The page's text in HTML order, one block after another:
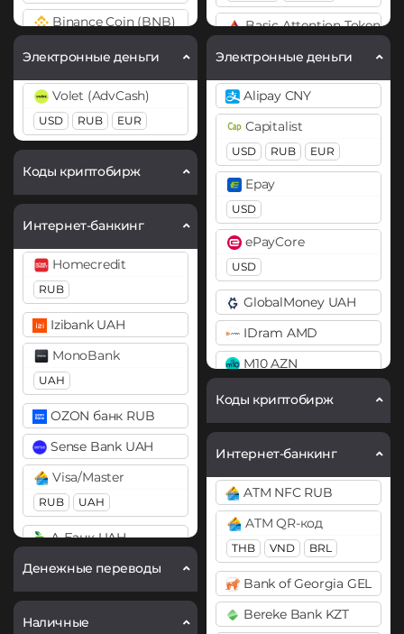
Binance Coin (BNB)
Bitcoin (BTC)
BTC × BEP20
Bitcoin Cash (BCH)
Bitcoin SV (BSV)
BitTorrent (BTT)
Cardano (ADA)
Chainlink (LINK)
BEP20
Compound (COMP)
Cosmos (ATOM)
Cronos (CRO)
DAI
ERC20
DASH
Decentraland (MANA)
Dogecoin (DOGE)
Polkadot (DOT)
DOT
Электронные деньги
Volet (AdvCash)
USD RUB EUR
Коды криптобирж
Интернет-банкинг
Homecredit
RUB
Izibank UAH
MonoBank
UAH
OZON банк RUB
Sense Bank UAH
Visa/Master
RUB UAH
А-Банк UAH
Авангард RUB
Ак Барс Банк RUB
Альфа-Банк
Денежные переводы
Наличные
Basic Attention Token
Binance Coin (BNB)
BEP20 BEP2
Bitcoin (BTC)
BEP20 Lightning
OP
ARB
AVAXC
Bitcoin Cash (BCH)
Bitcoin SV (BSV)
BitTorrent (BTT)
Cardano (ADA)
Chainlink (LINK)
BEP20 ERC20
Chiliz (CHZ)
Compound (COMP)
Cronos (CRO)
Curve (CRV)
DAI
ERC20
DASH
Электронные деньги
Alipay CNY
Capitalist
USD RUB EUR
Epay
USD
ePayCore
USD
GlobalMoney UAH
IDram AMD
M10 AZN
Mercado Pago ARS
MoneyGo
USD RUB
Neteller
USD EUR
NixMoney
USD
Payeer
USD EUR
Коды криптобирж
Интернет-банкинг
ATM NFC RUB
ATM QR-код
THB VND BRL
Bank of Georgia GEL
Bereke Bank KZT